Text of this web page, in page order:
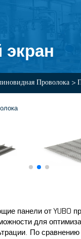
экран
Проволока >
панели от YUBO
для
По